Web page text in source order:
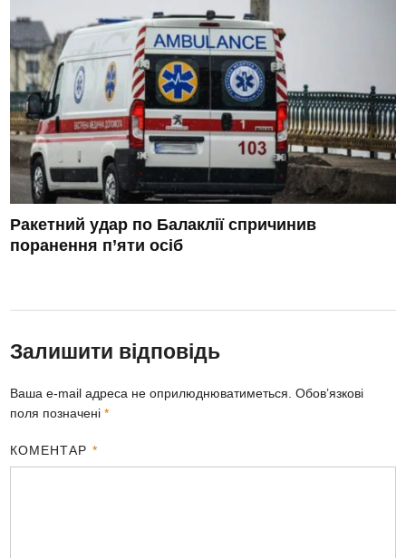
Ракетний удар по Балаклії спричинив
поранення п’яти осіб
Залишити відповідь
Ваша e-mail адреса не оприлюднюватиметься. Обов’язкові
поля позначені*
КОМЕНТАР *